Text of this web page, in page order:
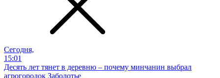
Сегодня,
15:01
Десять лет тянет в деревню – почему минчанин выбрал
агрогородок Заболотье